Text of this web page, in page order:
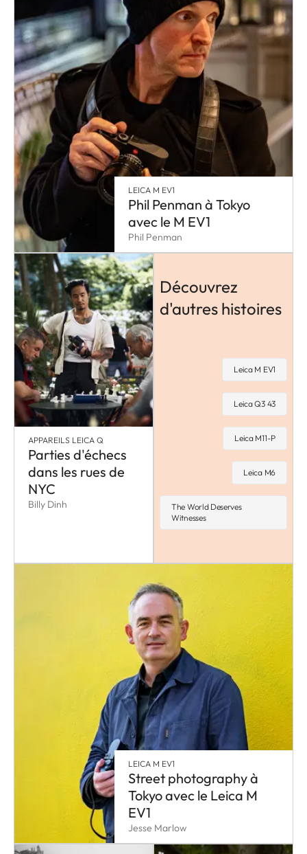
LEICA M EV1
Phil Penman à Tokyo
avec le M EV1
Phil Penman
APPAREILS LEICA Q
Parties d'échecs
dans les rues de
NYC
Billy Dinh
Découvrez
d'autres histoires
Leica M EV1
Leica Q3 43
Leica M11-P
Leica M6
The World Deserves
Witnesses
LEICA M EV1
Street photography à
Tokyo avec le Leica M
EV1
Jesse Marlow